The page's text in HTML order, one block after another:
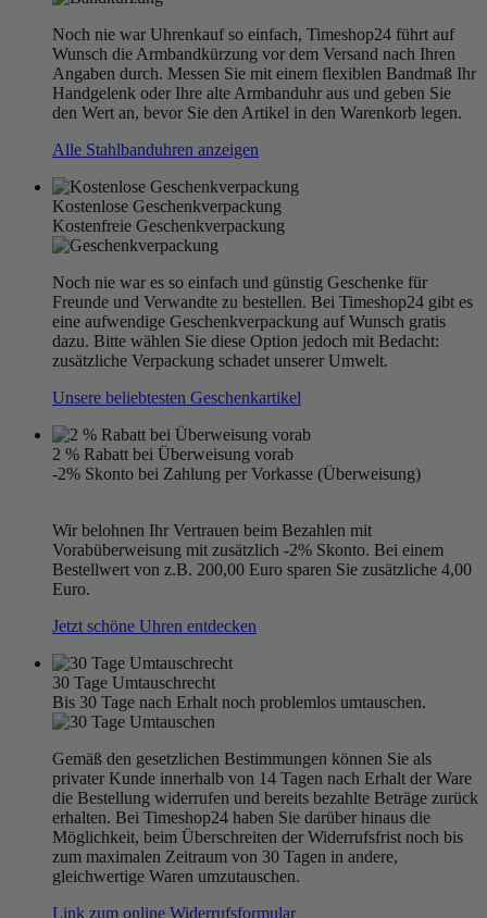
Noch nie war Uhrenkauf so einfach, Timeshop24 führt auf
Wunsch die Armbandkürzung vor dem Versand nach Ihren
Angaben durch. Messen Sie mit einem flexiblen Bandmaß Ihr
Handgelenk oder Ihre alte Armbanduhr aus und geben Sie
den Wert an, bevor Sie den Artikel in den Warenkorb legen.
Alle Stahlbanduhren anzeigen
Kostenlose Geschenkverpackung
Kostenfreie Geschenkverpackung
Noch nie war es so einfach und günstig Geschenke für
Freunde und Verwandte zu bestellen. Bei Timeshop24 gibt es
eine aufwendige Geschenkverpackung auf Wunsch gratis
dazu. Bitte wählen Sie diese Option jedoch mit Bedacht:
zusätzliche Verpackung schadet unserer Umwelt.
Unsere beliebtesten Geschenkartikel
2 % Rabatt bei Überweisung vorab
-2% Skonto bei Zahlung per Vorkasse (Überweisung)
Wir belohnen Ihr Vertrauen beim Bezahlen mit
Vorabüberweisung mit zusätzlich -2% Skonto. Bei einem
Bestellwert von z.B. 200,00 Euro sparen Sie zusätzliche 4,00
Euro.
Jetzt schöne Uhren entdecken
30 Tage Umtauschrecht
Bis 30 Tage nach Erhalt noch problemlos umtauschen.
Gemäß den gesetzlichen Bestimmungen können Sie als
privater Kunde innerhalb von 14 Tagen nach Erhalt der Ware
die Bestellung widerrufen und bereits bezahlte Beträge zurück
erhalten. Bei Timeshop24 haben Sie darüber hinaus die
Möglichkeit, beim Überschreiten der Widerrufsfrist noch bis
zum maximalen Zeitraum von 30 Tagen in andere,
gleichwertige Waren umzutauschen.
Link zum online Widerrufsformular